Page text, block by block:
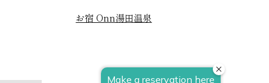
お宿 Onn湯田温泉